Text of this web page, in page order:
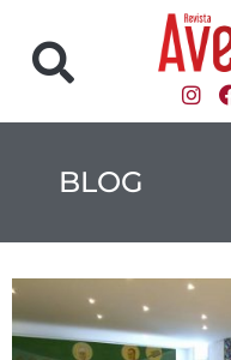
BLOG